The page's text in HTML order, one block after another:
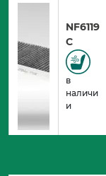
NF6119
C
в
наличи
и